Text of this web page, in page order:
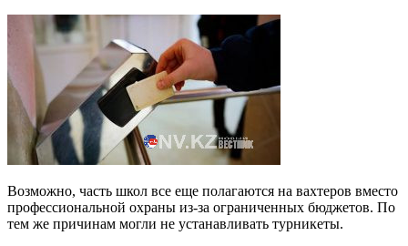
Возможно, часть школ все еще полагаются на вахтеров вместо
профессиональной охраны из-за ограниченных бюджетов. По
тем же причинам могли не устанавливать турникеты.